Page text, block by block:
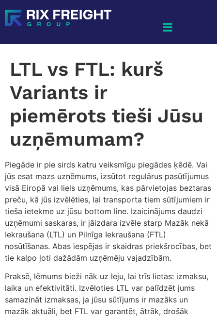
LTL vs FTL: kurš
Variants ir
piemērots tieši Jūsu
uzņēmumam?
Piegāde ir pie sirds katru veiksmīgu piegādes ķēdē. Vai
jūs esat mazs uzņēmums, izsūtot regulārus pasūtījumus
visā Eiropā vai liels uzņēmums, kas pārvietojas beztaras
preču, kā jūs izvēlēties, lai transporta tiem sūtījumiem ir
tieša ietekme uz jūsu bottom line. Izaicinājums daudzi
uzņēmumi saskaras, ir jāizdara izvēle starp Mazāk nekā
Iekraušana (LTL) un Pilnīga Iekraušana (FTL)
nosūtīšanas. Abas iespējas ir skaidras priekšrocības, bet
tie kalpo ļoti dažādām uzņēmēju vajadzībām.
Praksē, lēmums bieži nāk uz leju, lai trīs lietas: izmaksu,
laika un efektivitāti. Izvēloties LTL var palīdzēt jums
samazināt izmaksas, ja jūsu sūtījums ir mazāks un
mazāk aktuāli, bet FTL var garantēt, ātrāk, drošāk